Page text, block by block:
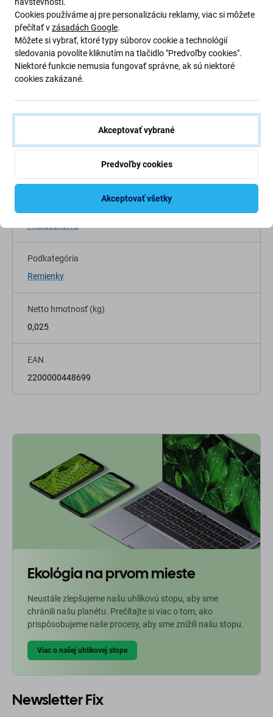
Príslušenstvo
Podkategória
Remienky
Netto hmotnosť (kg)
0,025
EAN
2200000448699
Ekológia na prvom mieste
Neustále zlepšujeme našu uhlíkovú stopu, aby sme
chránili našu planétu. Prečítajte si viac o tom, ako
prispôsobujeme naše procesy, aby sme znížili našu stopu.
Viac o našej uhlíkovej stope
Newsletter Fix
návštevnosti.
Cookies používáme aj pre personalizáciu reklamy, viac si môžete
přečítať vzásadách Google.
Môžete si vybrať, ktoré typy súborov cookie a technológií
sledovania povolíte kliknutím na tlačidlo "Predvoľby cookies".
Niektoré funkcie nemusia fungovať správne, ak sú niektoré
cookies zakázané.
Akceptovať vybrané
Predvoľby cookies
Akceptovať všetky